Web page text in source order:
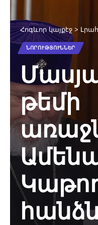
Հոգևոր կայքէջ >
ՆՈՐՈՒԹՅՈՒՆՆԵՐ
թեմի